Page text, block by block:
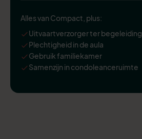
Alles van Compact, plus:
Uitvaartverzorger ter begeleiding
Plechtigheid in de aula
Gebruik familiekamer
Samenzijn in condoleanceruimte